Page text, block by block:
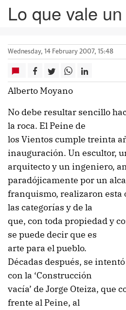
Lo que vale
Wednesday, 14 February 2007, 15:48
Alberto Moyano
No debe resultar sencillo
la roca. El Peine de
los Vientos cumple treinta
inauguración. Un escultor,
arquitecto y un ingeniero,
paradójicamente por un
franquismo, realizaron esta
las categorías y de la
que, con toda propiedad y
se puede decir que es
arte para el pueblo.
Décadas después, se
con la ‘Construcción
vacía’ de Jorge Oteiza, que
frente al Peine, al